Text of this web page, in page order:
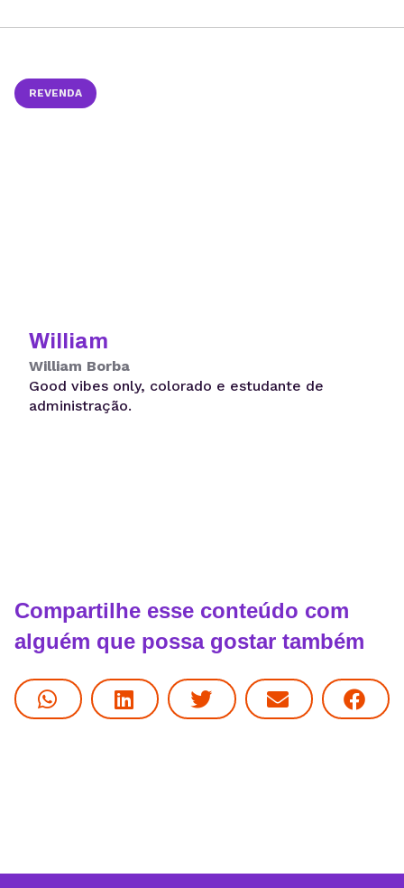
REVENDA
William
William Borba
Good vibes only, colorado e estudante de
administração.
Compartilhe esse conteúdo com
alguém que possa gostar também